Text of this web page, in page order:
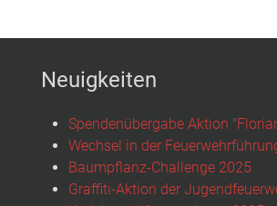
Neuigkeiten
Spendenübergabe Aktion
Wechsel in der
Baumpflanz-Challenge 2025
Graffiti-Aktion der